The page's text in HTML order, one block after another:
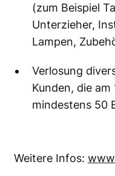
(zum Beispiel
Unterzieher,
Lampen,
Verlosung
Kunden, die
mindestens 50
Weitere Infos: